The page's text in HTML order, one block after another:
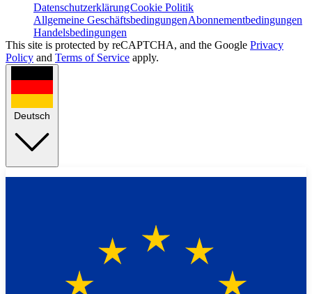
DatenschutzerklärungCookie Politik
Allgemeine GeschäftsbedingungenAbonnementbedingungen
Handelsbedingungen
This site is protected by reCAPTCHA, and the Google Privacy
Policy and Terms of Service apply.
Deutsch